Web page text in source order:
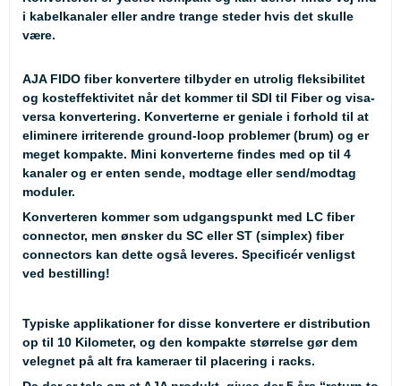
i kabelkanaler eller andre trange steder hvis det skulle
være.
AJA FIDO fiber konvertere tilbyder en utrolig fleksibilitet
og kosteffektivitet når det kommer til SDI til Fiber og visa-
versa konvertering. Konverterne er geniale i forhold til at
eliminere irriterende ground-loop problemer (brum) og er
meget kompakte. Mini konverterne findes med op til 4
kanaler og er enten sende, modtage eller send/modtag
moduler.
Konverteren kommer som udgangspunkt med LC fiber
connector, men ønsker du SC eller ST (simplex) fiber
connectors kan dette også leveres. Specificér venligst
ved bestilling!
Typiske applikationer for disse konvertere er distribution
op til 10 Kilometer, og den kompakte størrelse gør dem
velegnet på alt fra kameraer til placering i racks.